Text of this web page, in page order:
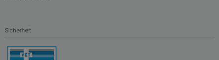
Qualitätszertifizierung des Produkts garantiert die
Schwermetallen und anderen Verunreinigungen
ausgeschlossen ist.
Sicherheit